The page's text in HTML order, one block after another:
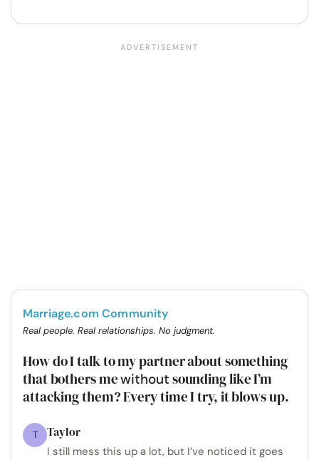
Marriage.com Community
Real people. Real relationships. No judgment.
How do I talk to my partner about something
that bothers mewithout sounding like I’m
attacking them? Every time I try, it blows up.
T Taylor
I still mess this up a lot, but I’ve noticed it goes